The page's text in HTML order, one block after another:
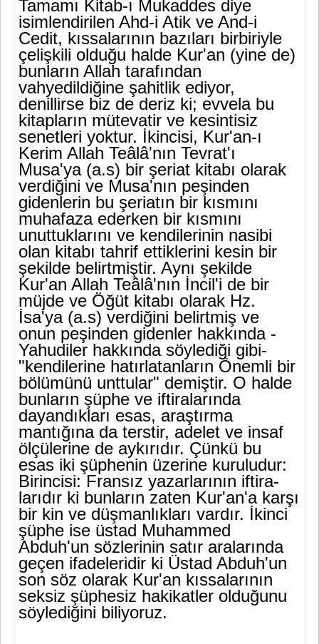
Tamamı Kitab-ı Mukaddes diye
isimlendirilen Ahd-i Atik ve And-i
Cedit, kıssalarının bazıları birbiriyle
çelişkili olduğu halde Kur'an (yine de)
bunların Allah tarafından
vahyedildiğine şahitlik ediyor,
denillirse biz de deriz ki; evvela bu
kitapların mütevatir ve kesintisiz
senetleri yoktur. İkincisi, Kur'an-ı
Kerim Allah Te­âlâ'nın Tevrat'ı
Musa'ya (a.s) bir şeriat kitabı olarak
verdiğini ve Musa'nın peşinden
gidenlerin bu şeriatın bir kısmını
muhafaza ederken bir kısmını
unuttuklarını ve kendilerinin nasibi
olan kita­bı tahrif ettiklerini kesin bir
şekilde belirtmiştir. Aynı şekilde
Kur'an Allah Teâlâ'nın İncil'i de bir
müjde ve Öğüt kitabı olarak Hz.
İsa'ya (a.s) verdiğini belirtmiş ve
onun peşinden gidenler hak­kında -
Yahudiler hakkında söylediği gibi-
"kendilerine hatırla­tanların Önemli bir
bölümünü unttular" demiştir. O halde
bunların şüphe ve iftiralarında
dayandıkları esas, araştırma
mantığına da terstir, adelet ve insaf
ölçülerine de aykırıdır. Çünkü bu
esas iki şüphenin üzerine kuruludur:
Birincisi: Fransız yazarlarının iftira­
larıdır ki bunların zaten Kur'an'a karşı
bir kin ve düşmanlıkları vardır. İkinci
şüphe ise üstad Muhammed
Abduh'un sözlerinin sa­tır aralarında
geçen ifadeleridir ki Üstad Abduh'un
son söz olarak Kur'an kıssalarının
seksiz şüphesiz hakikatler olduğunu
söyledi­ğini biliyoruz.